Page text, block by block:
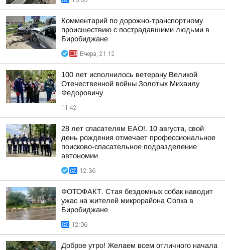
Комментарий по дорожно-транспортному
происшествию с пострадавшими людьми в
Биробиджане
Вчера, 21:12
100 лет исполнилось ветерану Великой
Отечественной войны Золотых Михаилу
Федоровичу
11:42
28 лет спасателям ЕАО!. 10 августа, свой
день рождения отмечает профессиональное
поисково-спасательное подразделение
автономии
12:36
ФОТОФАКТ. Стая бездомных собак наводит
ужас на жителей микрорайона Сопка в
Биробиджане
12:06
Доброе утро! Желаем всем отличного начала